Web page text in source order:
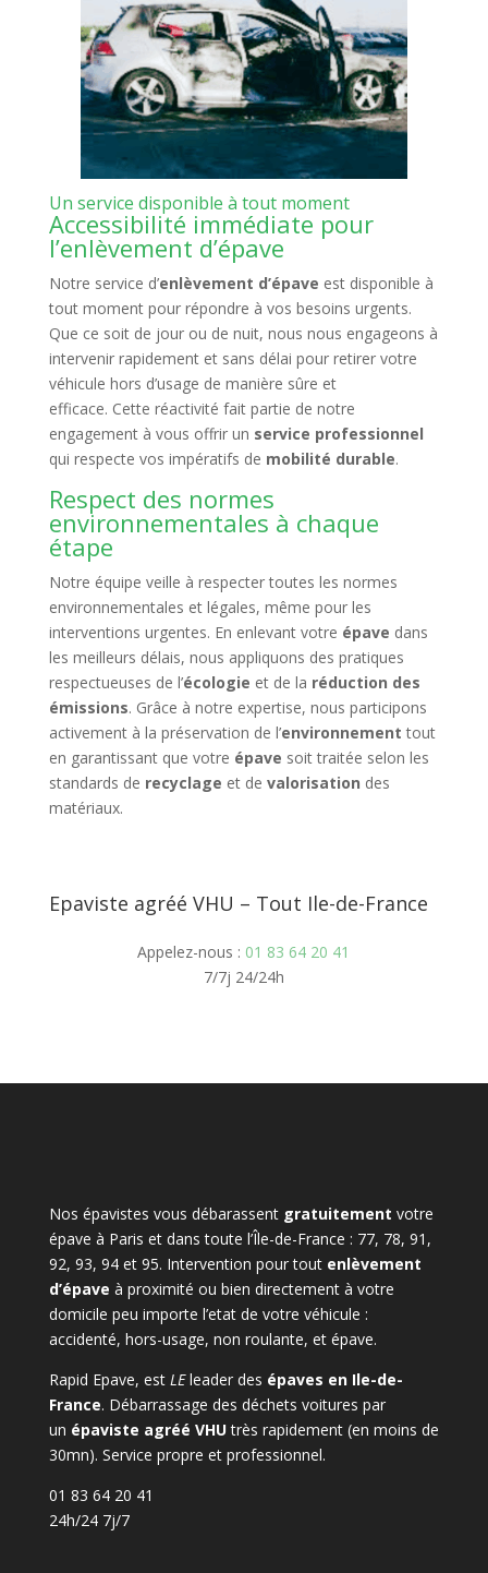
Un service disponible à tout moment
Accessibilité immédiate pour
l’enlèvement d’épave
Notre service d’enlèvement d’épave est disponible à
tout moment pour répondre à vos besoins urgents.
Que ce soit de jour ou de nuit, nous nous engageons à
intervenir rapidement et sans délai pour retirer votre
véhicule hors d’usage de manière sûre et
efficace. Cette réactivité fait partie de notre
engagement à vous offrir un service professionnel
qui respecte vos impératifs de mobilité durable.
Respect des normes
environnementales à chaque
étape
Notre équipe veille à respecter toutes les normes
environnementales et légales, même pour les
interventions urgentes. En enlevant votre épave dans
les meilleurs délais, nous appliquons des pratiques
respectueuses de l’écologie et de la réduction des
émissions. Grâce à notre expertise, nous participons
activement à la préservation de l’environnement tout
en garantissant que votre épave soit traitée selon les
standards de recyclage et de valorisation des
matériaux.
Epaviste agréé VHU – Tout Ile-de-France
Appelez-nous : 01 83 64 20 41
7/7j 24/24h
Nos épavistes vous débarassent gratuitement votre
épave à Paris et dans toute l’Île-de-France : 77, 78, 91,
92, 93, 94 et 95. Intervention pour tout enlèvement
d’épave à proximité ou bien directement à votre
domicile peu importe l’etat de votre véhicule :
accidenté, hors-usage, non roulante, et épave.
Rapid Epave, est LEleader des épaves en Ile-de-
France. Débarrassage des déchets voitures par
un épaviste agréé VHUtrès rapidement (en moins de
30mn). Service propre et professionnel.
01 83 64 20 41
24h/24 7j/7